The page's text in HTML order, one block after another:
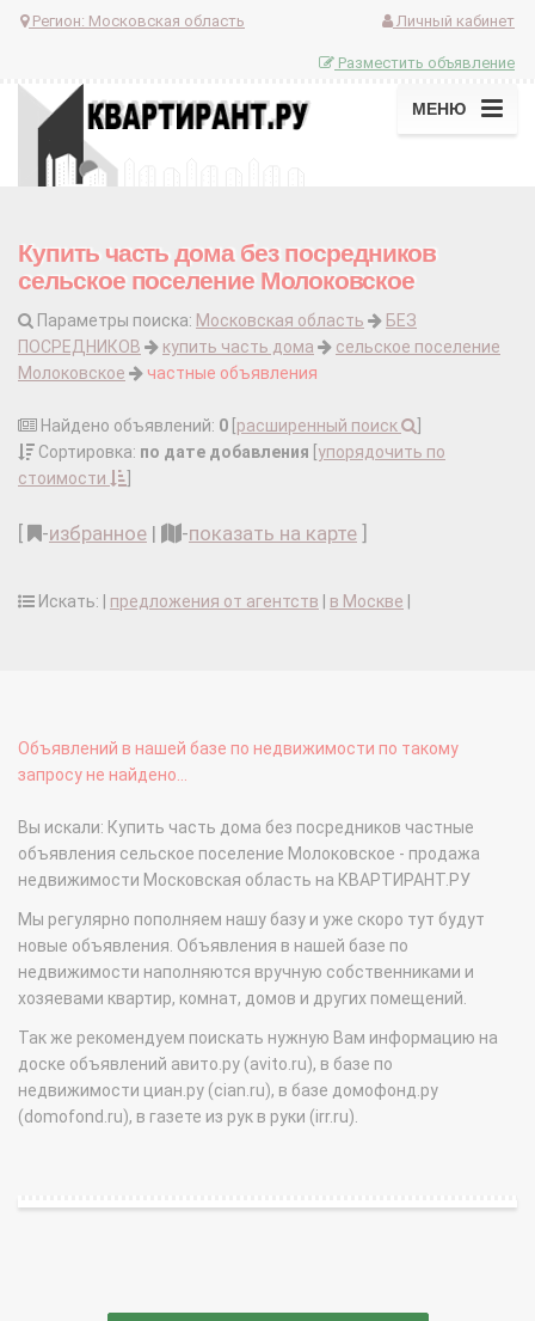
Регион: Московская область Личный кабинет
Разместить объявление
МЕНЮ
Купить часть дома без посредников
сельское поселение Молоковское
Параметры поиска: Московская область
БЕЗ
ПОСРЕДНИКОВ
купить часть дома
сельское поселение
Молоковское
частные объявления
Найдено объявлений: 0 расширенный поиск
Сортировка: по дате добавления упорядочить по
стоимости
-избранное | -показать на карте
Искать: | предложения от агентств в Москве
Объявлений в нашей базе по недвижимости по такому
запросу не найдено...
Вы искали: Купить часть дома без посредников частные
объявления сельское поселение Молоковское - продажа
недвижимости Московская область на КВАРТИРАНТ.РУ
Мы регулярно пополняем нашу базу и уже скоро тут будут
новые объявления. Объявления в нашей базе по
недвижимости наполняются вручную собственниками и
хозяевами квартир, комнат, домов и других помещений.
Так же рекомендуем поискать нужную Вам информацию на
доске объявлений авито.ру (avito.ru), в базе по
недвижимости циан.ру (cian.ru), в базе домофонд.ру
(domofond.ru), в газете из рук в руки (irr.ru).